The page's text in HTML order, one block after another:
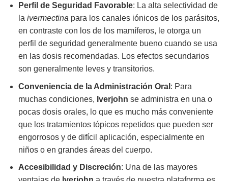
Perfil de Seguridad Favorable: La alta selectividad de
la ivermectina para los canales iónicos de los parásitos,
en contraste con los de los mamíferos, le otorga un
perfil de seguridad generalmente bueno cuando se usa
en las dosis recomendadas. Los efectos secundarios
son generalmente leves y transitorios.
Conveniencia de la Administración Oral : Para
muchas condiciones, Iverjohn se administra en una o
pocas dosis orales, lo que es mucho más conveniente
que los tratamientos tópicos repetidos que pueden ser
engorrosos y de difícil aplicación, especialmente en
niños o en grandes áreas del cuerpo.
Accesibilidad y Discreción: Una de las mayores